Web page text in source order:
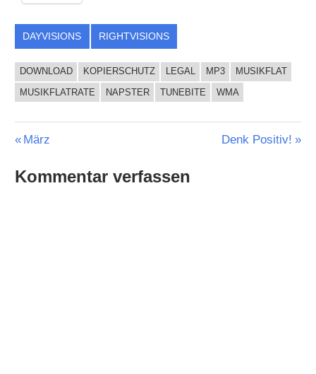
DAYVISIONS RIGHTVISIONS
DOWNLOAD KOPIERSCHUTZ LEGAL MP3
MUSIKFLAT
MUSIKFLATRATE
NAPSTER TUNEBITE WMA
Beitragsnavigation
Vorheriger
März
Nächster
Denk Positiv!
Kommentar verfassen